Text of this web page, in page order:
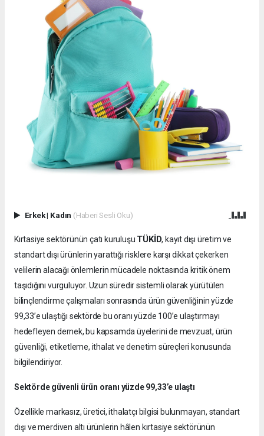
Erkek| Kadın (Haberi Sesli Oku)
Kırtasiye sektörünün çatı kuruluşu TÜKİD, kayıt dışı üretim ve
standart dışı ürünlerin yarattığı risklere karşı dikkat çekerken
velilerin alacağı önlemlerin mücadele noktasında kritik önem
taşıdığını vurguluyor. Uzun süredir sistemli olarak yürütülen
bilinçlendirme çalışmaları sonrasında ürün güvenliğinin yüzde
99,33’e ulaştığı sektörde bu oranı yüzde 100’e ulaştırmayı
hedefleyen dernek, bu kapsamda üyelerini de mevzuat, ürün
güvenliği, etiketleme, ithalat ve denetim süreçleri konusunda
bilgilendiriyor.
Sektörde güvenli ürün oranı yüzde 99,33’e ulaştı
Özellikle markasız, üretici, ithalatçı bilgisi bulunmayan, standart
dışı ve merdiven altı ürünlerin hâlen kırtasiye sektörünün